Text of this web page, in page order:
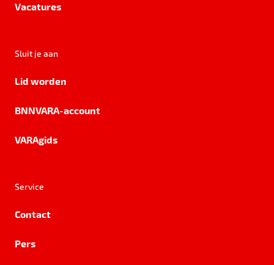
Vacatures
Sluit je aan
Lid worden
BNNVARA-account
VARAgids
Service
Contact
Pers